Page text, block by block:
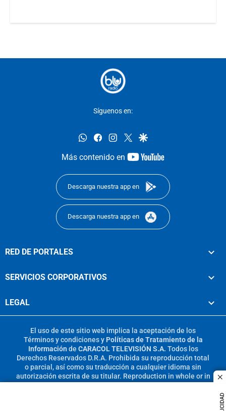
Síguenos en:
whatsappfacebookinstagram
twittergoogle
Más contenido en
youtube-
Descarga nuestra app en
Descarga nuestra app en
RED DE PORTALES
SERVICIOS CORPORATIVOS
LEGAL
El uso de este sitio web implica la aceptación de los
Términos y condicionesy Políticas de Tratamiento de la
Información de CARACOL TELEVISIÓN S.A. Todos los
Derechos Reservados D.R.A. Prohibida su reproducción total
o parcial, así como su traducción a cualquier idioma sin
autorización escrita de su titular. Reproduction in whole or in